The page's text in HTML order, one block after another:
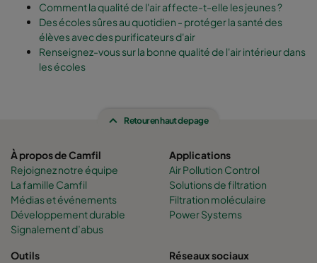
Comment la qualité de l'air affecte-t-elle les jeunes ?
Des écoles sûres au quotidien - protéger la santé des
élèves avec des purificateurs d'air
Renseignez-vous sur la bonne qualité de l'air intérieur dans
les écoles
Retour en haut de page
À propos de Camfil
Rejoignez notre équipe
La famille Camfil
Médias et événements
Développement durable
Signalement d’abus
Applications
Air Pollution Control
Solutions de filtration
Filtration moléculaire
Power Systems
Outils
Réseaux sociaux